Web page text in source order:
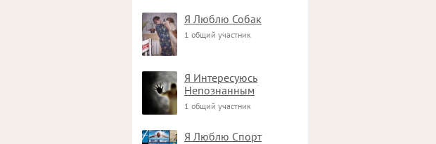
Я Люблю Собак
1 общий участник
Я Интересуюсь
Непознанным
1 общий участник
Я Люблю Спорт